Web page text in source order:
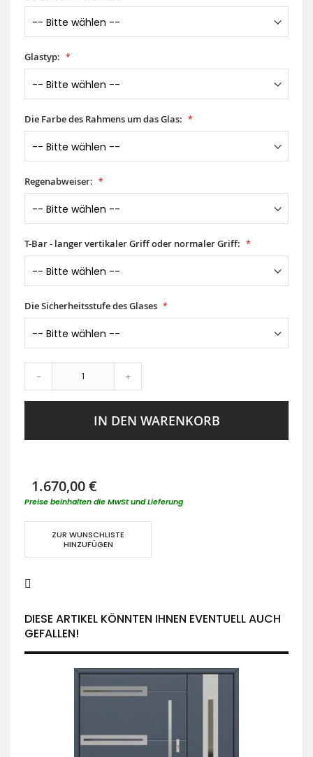
Glastyp:
Die Farbe des Rahmens um das Glas:
Regenabweiser:
T-Bar - langer vertikaler Griff oder normaler Griff:
Die Sicherheitsstufe des Glases
- +
IN DEN WARENKORB
1.670,00 €
Preise beinhalten die MwSt und Lieferung
ZUR WUNSCHLISTE
HINZUFÜGEN
DIESE ARTIKEL KÖNNTEN IHNEN EVENTUELL AUCH
GEFALLEN!